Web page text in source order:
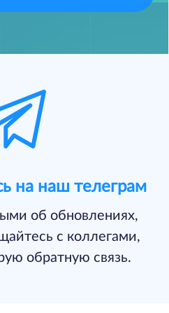
на наш телеграм
об обновлениях,
с коллегами,
обратную связь.